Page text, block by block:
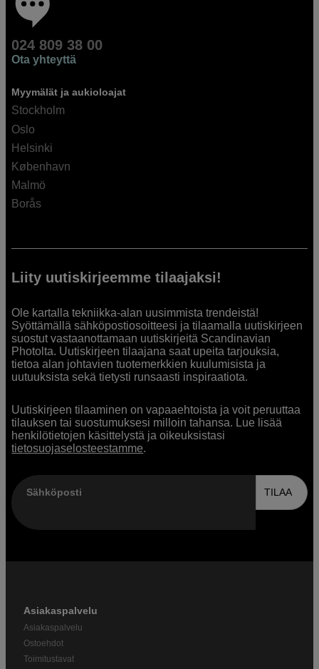
024 809 38 00
Ota yhteyttä
Myymälät ja aukioloajat
Stockholm
Oslo
Helsinki
København
Malmö
Borås
Liity uutiskirjeemme tilaajaksi!
Ole kartalla tekniikka-alan uusimmista trendeistä!
Syöttämällä sähköpostiosoitteesi ja tilaamalla uutiskirjeen
suostut vastaanottamaan uutiskirjeitä Scandinavian
Photolta. Uutiskirjeen tilaajana saat upeita tarjouksia,
tietoa alan johtavien tuotemerkkien kuulumisista ja
uutuuksista sekä tietysti runsaasti inspiraatiota.
Uutiskirjeen tilaaminen on vapaaehtoista ja voit peruuttaa
tilauksen tai suostumuksesi milloin tahansa. Lue lisää
henkilötietojen käsittelystä ja oikeuksistasi
tietosuojaselosteestamme.
Sähköposti TILAA
Asiakaspalvelu
Asiakaspalvelu
Ostoehdot
Toimitustavat